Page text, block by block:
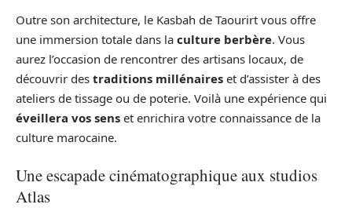
Outre son architecture, le Kasbah de Taourirt vous offre
une immersion totale dans la culture berbère. Vous
aurez l’occasion de rencontrer des artisans locaux, de
découvrir des traditions millénaires et d’assister à des
ateliers de tissage ou de poterie. Voilà une expérience qui
éveillera vos sens et enrichira votre connaissance de la
culture marocaine.
Une escapade cinématographique aux studios
Atlas